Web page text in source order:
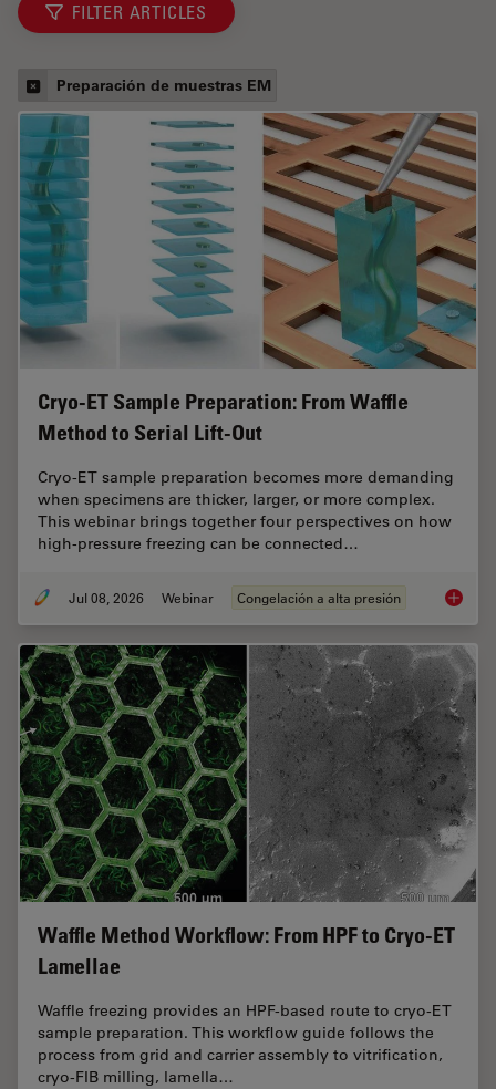
FILTER ARTICLES
Preparación de muestras EM
Cryo-ET Sample Preparation: From Waffle
Method to Serial Lift-Out
Cryo-ET sample preparation becomes more demanding
when specimens are thicker, larger, or more complex.
This webinar brings together four perspectives on how
high-pressure freezing can be connected…
Jul 08, 2026 Webinar Congelación a alta presión Cryo-
Waffle Method Workflow: From HPF to Cryo-ET
Lamellae
Waffle freezing provides an HPF-based route to cryo-ET
sample preparation. This workflow guide follows the
process from grid and carrier assembly to vitrification,
cryo-FIB milling, lamella…